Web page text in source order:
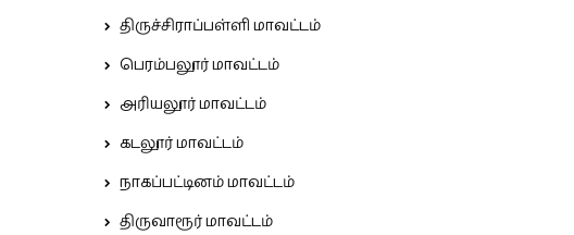
திருச்சிராப்பள்ளி மாவட்டம்
பெரம்பலூர் மாவட்டம்
அரியலூர் மாவட்டம்
கடலூர் மாவட்டம்
நாகப்பட்டினம் மாவட்டம்
திருவாரூர் மாவட்டம்